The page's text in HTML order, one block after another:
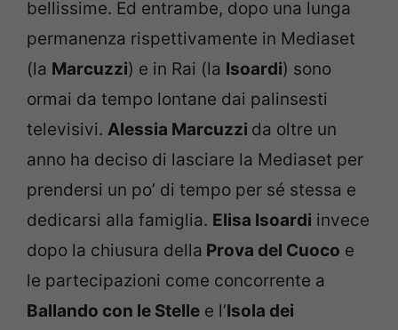
bellissime. Ed entrambe, dopo una lunga
permanenza rispettivamente in Mediaset
(la Marcuzzi) e in Rai (la Isoardi) sono
ormai da tempo lontane dai palinsesti
televisivi. Alessia Marcuzzi da oltre un
anno ha deciso di lasciare la Mediaset per
prendersi un po’ di tempo per sé stessa e
dedicarsi alla famiglia. Elisa Isoardi invece
dopo la chiusura della Prova del Cuoco e
le partecipazioni come concorrente a
Ballando con le Stelle e l’Isola dei